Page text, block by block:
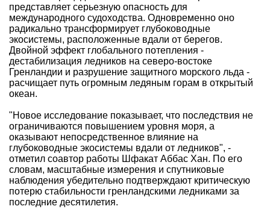
представляет серьезную опасность для
международного судоходства. Одновременно оно
радикально трансформирует глубоководные
экосистемы, расположенные вдали от берегов.
Двойной эффект глобального потепления -
дестабилизация ледников на северо-востоке
Гренландии и разрушение защитного морского льда -
расчищает путь огромным ледяным горам в открытый
океан.
"Новое исследование показывает, что последствия не
ограничиваются повышением уровня моря, а
оказывают непосредственное влияние на
глубоководные экосистемы вдали от ледников", -
отметил соавтор работы Шфакат Аббас Хан. По его
словам, масштабные измерения и спутниковые
наблюдения убедительно подтверждают критическую
потерю стабильности гренландскими ледниками за
последние десятилетия.